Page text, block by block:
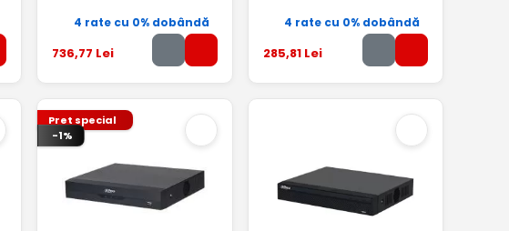
4 rate cu 0% dobândă
736,77 Lei
4 rate cu 0% dobândă
285,81Lei
Pret special
-1%